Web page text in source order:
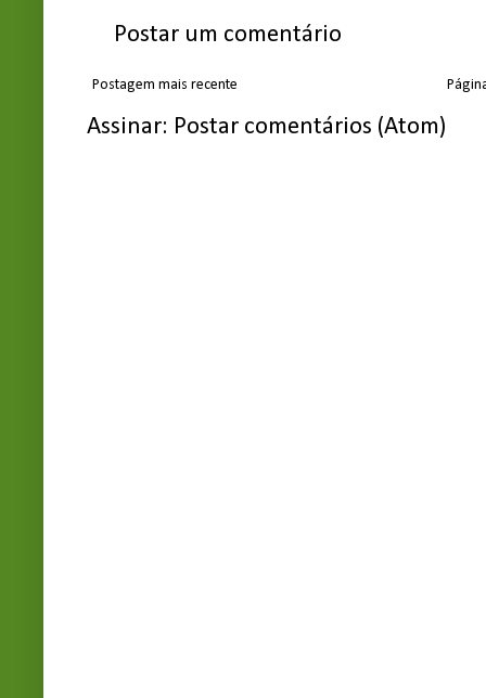
Postar um comentário
Postagem mais recente
Assinar: Postar comentários (Atom)